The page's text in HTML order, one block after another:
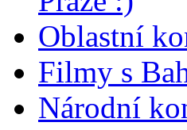
Oblastní
Filmy s
Národní